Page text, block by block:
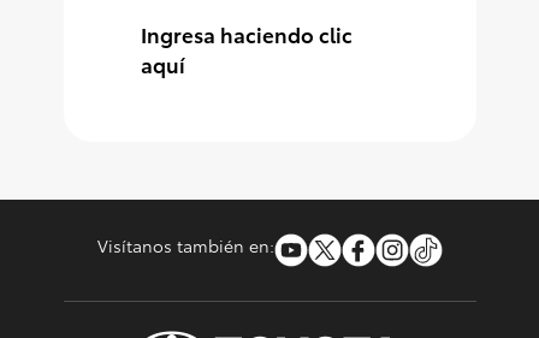
Ingresa haciendo clic
aquí
Visítanos también en: